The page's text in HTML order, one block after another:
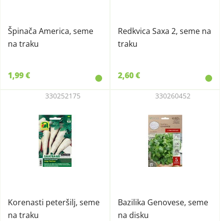
Špinača America, seme
na traku
1,99 €
Redkvica Saxa 2, seme na
traku
2,60 €
Korenasti peteršilj, seme
na traku
330252175
Bazilika Genovese, seme
na disku
330260452